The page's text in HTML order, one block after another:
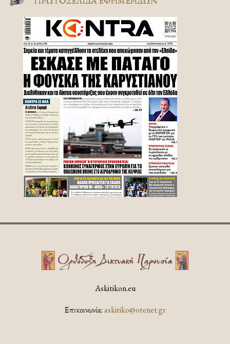
Askitikon.eu
Επικοινωνία:askitiko@otenet.gr